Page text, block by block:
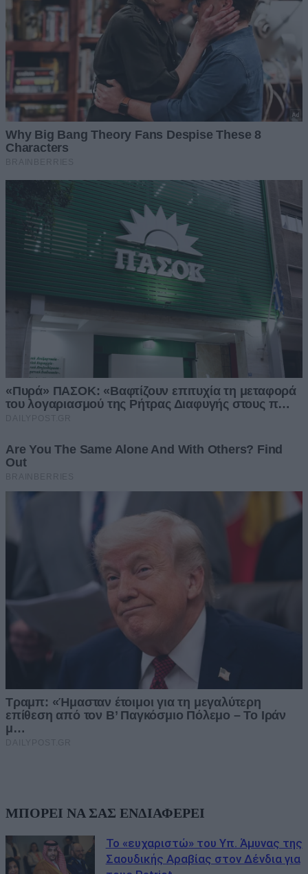
ΜΠΟΡΕΙ ΝΑ ΣΑΣ ΕΝΔΙΑΦΕΡΕΙ
Το «ευχαριστώ» του Υπ. Άμυνας της
Σαουδικής Αραβίας στον Δένδια για